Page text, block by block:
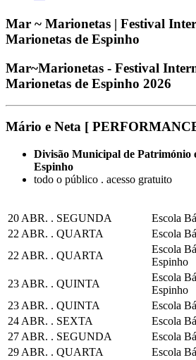
Mar ~ Marionetas | Festival
Marionetas de Espinho
Mar~Marionetas - Festival
Marionetas de Espinho 2026
Mário e Neta [
Divisão Municipal de Património
Espinho
todo o público . acesso gratuito
20 ABR. . SEGUNDA
Escola
22 ABR. . QUARTA
Escola
22 ABR. . QUARTA
Escola
Espinho
23 ABR. . QUINTA
Escola
Espinho
23 ABR. . QUINTA
Escola
24 ABR. . SEXTA
Escola
27 ABR. . SEGUNDA
Escola
29 ABR. . QUARTA
Escola